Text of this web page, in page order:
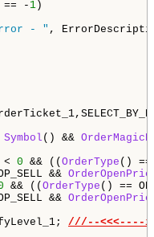
== - 1 )
- " ,
Symbol () &&
< 0 && (( OrderType () ==
&&
&& (( OrderType () ==
&&
///--<<<----if